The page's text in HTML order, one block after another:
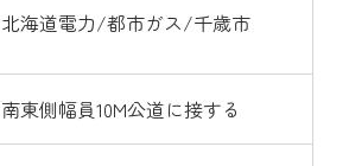
北海道電力/都市ガス/千歳市
南東側幅員10M公道に接する